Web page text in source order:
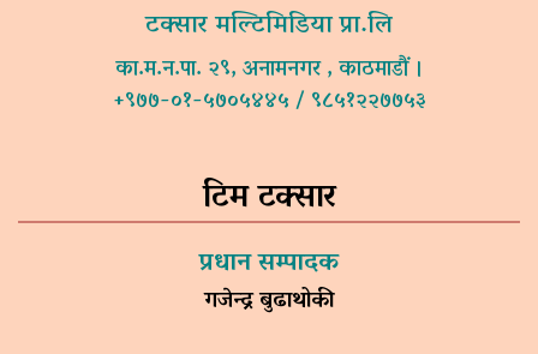
टक्सार मल्टिमिडिया प्रा.लि
का.म.न.पा. २९, अनामनगर , काठमाडौं ।
+९७७-०१-५७०५४४५ / ९८५१२२७७५३
टिम टक्सार
प्रधान सम्पादक
गजेन्द्र बुढाथोकी